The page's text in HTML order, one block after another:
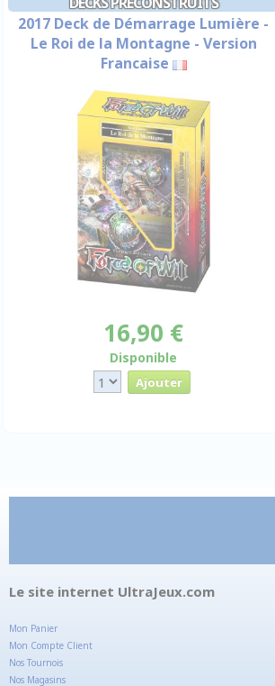
2017 Deck de Démarrage Lumière -
Le Roi de la Montagne - Version
Francaise
16,90 €
Disponible
Le site internet UltraJeux.com
Mon Panier
Mon Compte Client
Nos Tournois
Nos Magasins